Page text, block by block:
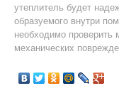
утеплитель будет
образуемого внутри
необходимо проверить
механических